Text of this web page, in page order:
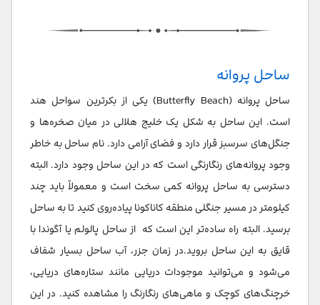
ساحل پروانه
ساحل پروانه (Butterfly Beach) یکی از بکرترین سواحل هند
است. این ساحل به شکل یک خلیج هلالی در میان صخره‌ها و
جنگل‌های سرسبز قرار دارد و فضای آرامی دارد. نام ساحل به خاطر
وجود پروانه‌های رنگارنگی است که در این ساحل وجود دارد. البته
دسترسی به ساحل پروانه کمی سخت است و معمولاً باید چند
کیلومتر در مسیر جنگلی منطقه کاناکونا پیاده‌روی کنید تا به ساحل
برسید. البته راه ساده‌تر این است که از ساحل پالولم یا آگوندا با
قایق به این ساحل بروید.در زمان جزر، آب ساحل بسیار شفاف
می‌شود و می‌توانید موجودات دریایی مانند ستاره‌های دریایی،
خرچنگ‌های کوچک و ماهی‌های رنگارنگ را مشاهده کنید. در این